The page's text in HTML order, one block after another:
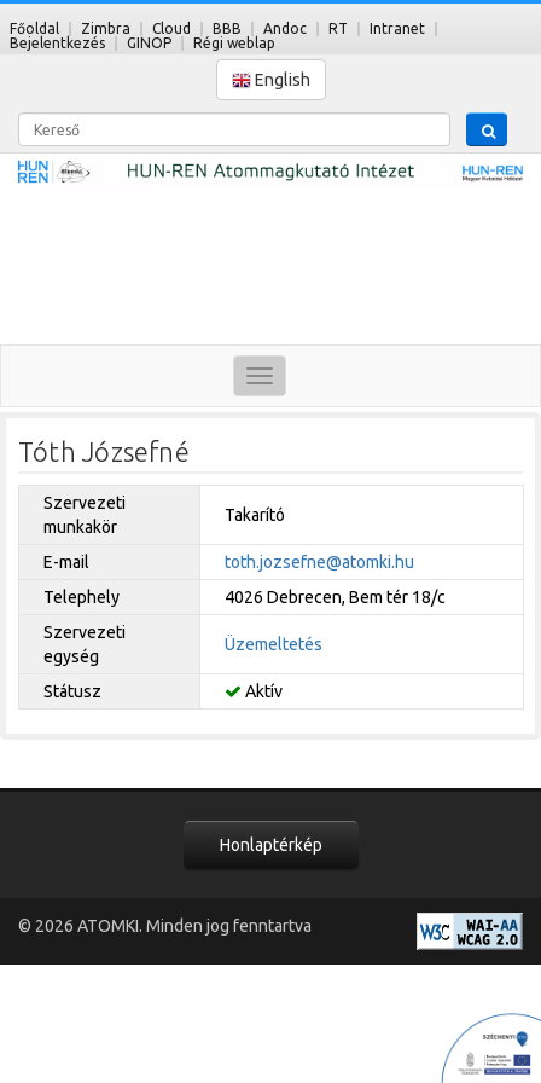
Főoldal Zimbra Cloud BBB Andoc RT
Intranet
Bejelentkezés
GINOP Régi weblap
English
Kereső
Toggle
navigation
Tóth Józsefné
Szervezeti
munkakör
Takarító
E-mail
toth.jozsefne@atomki.hu
Telephely
4026 Debrecen, Bem tér 18/c
Szervezeti
egység
Üzemeltetés
Státusz Aktív
Honlaptérkép
© 2026 ATOMKI. Minden jog fenntartva